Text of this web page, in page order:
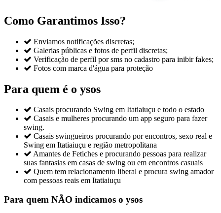
Como Garantimos Isso?
 Enviamos notificações discretas;
 Galerias públicas e fotos de perfil discretas;
 Verificação de perfil por sms no cadastro para inibir fakes;
 Fotos com marca d'água para proteção
Para quem é o ysos
 Casais procurando Swing em Itatiaiuçu e todo o estado
 Casais e mulheres procurando um app seguro para fazer
swing.
 Casais swingueiros procurando por encontros, sexo real e
Swing em Itatiaiuçu e região metropolitana
 Amantes de Fetiches e procurando pessoas para realizar
suas fantasias em casas de swing ou em encontros casuais
 Quem tem relacionamento liberal e procura swing amador
com pessoas reais em Itatiaiuçu
Para quem NÃO indicamos o ysos